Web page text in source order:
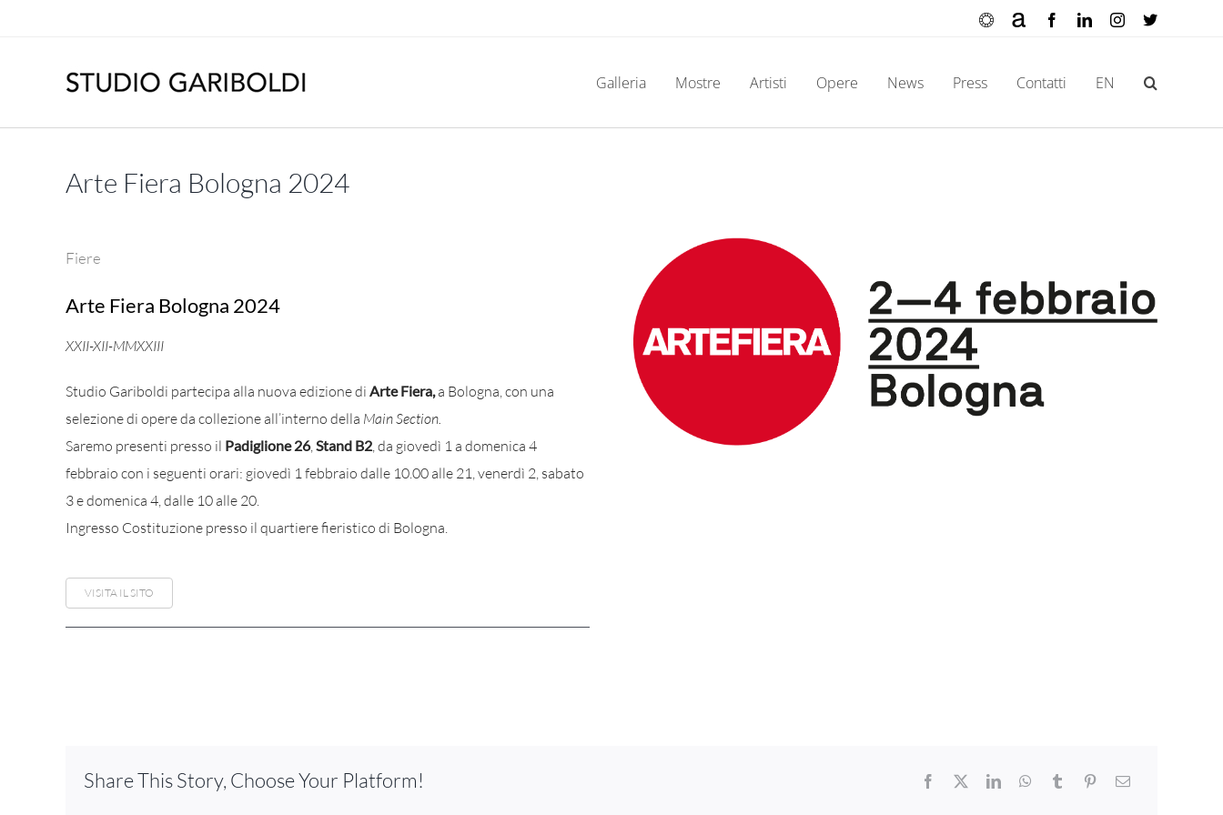
OculaArtnet FacebookLinkedInInstagram
X
Galleria Mostre Artisti Opere News Press Contatti EN
Arte Fiera Bologna 2024
Fiere
Arte Fiera Bologna 2024
XXII-XII-MMXXIII
Studio Gariboldi partecipa alla nuova edizione di Arte Fiera,a Bologna, con una
selezione di opere da collezione all’interno della Main Section.
Saremo presenti presso il Padiglione 26,Stand B2, da giovedì 1 a domenica 4
febbraio con i seguenti orari: giovedì 1 febbraio dalle 10.00 alle 21, venerdì 2, sabato
3 e domenica 4, dalle 10 alle 20.
Ingresso Costituzione presso il quartiere fieristico di Bologna.
VISITA IL SITO
Share This Story, Choose Your Platform!